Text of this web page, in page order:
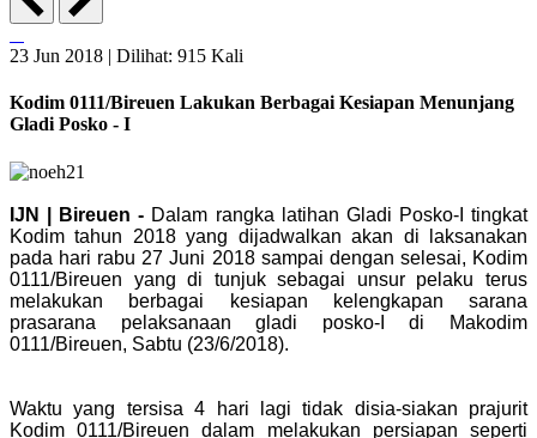
23 Jun 2018 | Dilihat: 915 Kali
Kodim 0111/Bireuen Lakukan Berbagai Kesiapan Menunjang
Gladi Posko - I
IJN | Bireuen - Dalam rangka latihan Gladi Posko-I tingkat
Kodim tahun 2018 yang dijadwalkan akan di laksanakan
pada hari rabu 27 Juni 2018 sampai dengan selesai, Kodim
0111/Bireuen yang di tunjuk sebagai unsur pelaku terus
melakukan berbagai kesiapan kelengkapan sarana
prasarana pelaksanaan gladi posko-I di Makodim
0111/Bireuen, Sabtu (23/6/2018).
Waktu yang tersisa 4 hari lagi tidak disia-siakan prajurit
Kodim 0111/Bireuen dalam melakukan persiapan seperti